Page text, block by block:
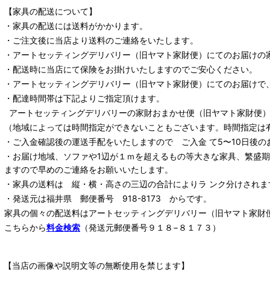
【家具の配送について】
・家具の配送には送料がかかります。
・ご注文後に当店より送料のご連絡をいたします。
・ アートセッティングデリバリー （旧ヤマト家財便） にてのお届けの
・配送時に当店にて保険をお掛けいたしますのでご安心ください。
・ アートセッティングデリバリー （旧ヤマト家財便） にてのお届けで
・配達時間帯は下記よりご指定頂けます。
アートセッティングデリバリーの家財おまかせ便 （旧ヤマト家財便
（地域によっては時間指定ができないこともございます。時間指定
・ご入金確認後の運送手配をいたしますので ご入金 て5〜10日後の
・お届け地域、ソファや1辺が１ｍを超えるもの等大きな家具、繁
ますので早めのご連絡をお願いいたします。
・家具の送料は 縦・横・高さの三辺の合計によりラ ンク分けされま
・発送元は福井県 郵便番号 918-8173 からです。
家具の個々の配送料はアートセッティングデリバリー （旧ヤマト家財
こちらから料金検索 （発送元郵便番号９１８−８１７３）
【当店の画像や説明文等の無断使用を禁じます】